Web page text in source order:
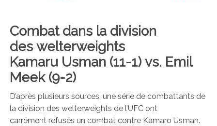
Combat dans la division
des welterweights
Kamaru Usman (11-1) vs. Emil
Meek (9-2)
D’après plusieurs sources, une série de combattants de
la division des welterweights de l’UFC ont
carrément refusés un combat contre Kamaro Usman.